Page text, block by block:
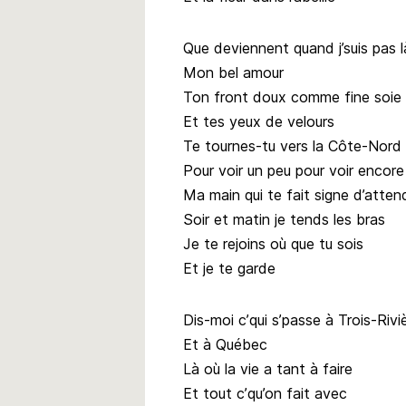
Que deviennent quand j’suis pas
Mon bel amour
Ton front doux comme fine soie
Et tes yeux de velours
Te tournes-tu vers la Côte-Nord
Pour voir un peu pour voir encore
Ma main qui te fait signe
Soir et matin je tends les bras
Je te rejoins où que tu sois
Et je te garde
Dis-moi c’qui s’passe à Trois-
Et à Québec
Là où la vie a tant à faire
Et tout c’qu’on fait avec